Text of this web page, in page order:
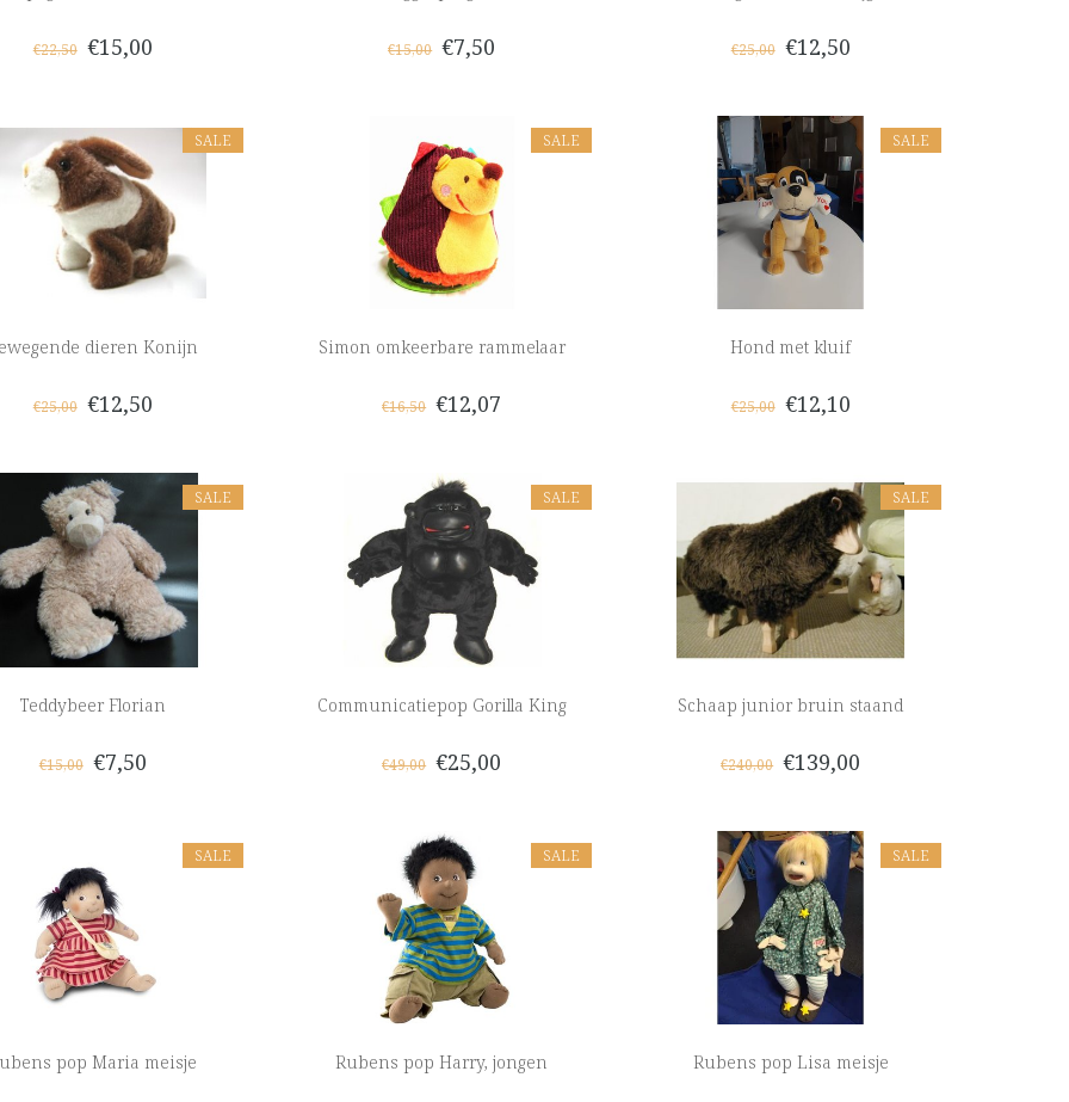
€22,50 €15,00 €15,00 €7,50 €25,00 €12,50
SALE
dieren Konijn
€25,00 €12,50
SALE
Simon omkeerbare rammelaar
€16,50 €12,07
SALE
Hond met kluif
€25,00 €12,10
SALE
Teddybeer Florian
€15,00 €7,50
SALE
Communicatiepop Gorilla King
€49,00 €25,00
SALE
Schaap junior bruin staand
€240,00 €139,00
SALE
pop Maria meisje
SALE
Rubens pop Harry, jongen
SALE
Rubens pop Lisa meisje